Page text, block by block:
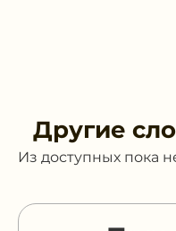
Другие
Из доступных пока